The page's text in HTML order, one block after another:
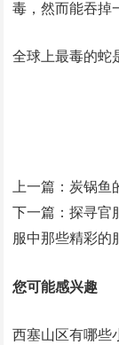
毒，然而能吞掉
全球上最毒的蛇
上一篇： 炭锅鱼
下一篇：探寻官
服中那些精彩的
您可能感兴趣
西塞山区有哪些